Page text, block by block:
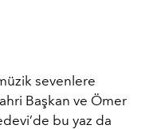
sevenlere
Başkan ve Ömer
bu yaz da